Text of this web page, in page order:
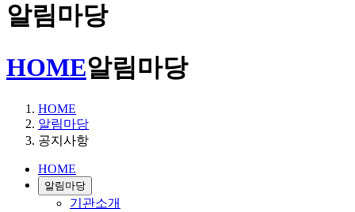
알림마당
HOME알림마당
HOME
알림마당
공지사항
HOME
알림마당
기관소개